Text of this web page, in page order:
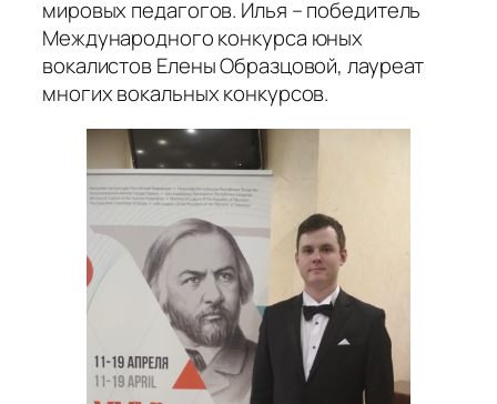
мировых педагогов. Илья – победитель
Международного конкурса юных
вокалистов Елены Образцовой, лауреат
многих вокальных конкурсов.